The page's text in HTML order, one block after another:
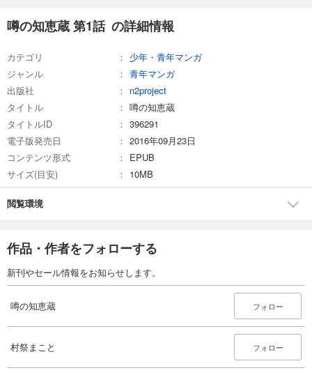
噂の知恵蔵 第1話 の詳細情報
カテゴリ
少年・青年マンガ
ジャンル
青年マンガ
出版社
n2project
タイトル
噂の知恵蔵
タイトルID
396291
電子版発売日
2016年09月23日
コンテンツ形式
EPUB
サイズ(目安)
10MB
閲覧環境
作品・作者をフォローする
新刊やセール情報をお知らせします。
噂の知恵蔵 フォロー
村祭まこと フォロー